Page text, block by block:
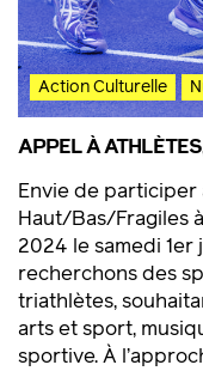
Action Culturelle
APPEL À
Envie de participer
Haut/Bas/Fragiles
2024 le samedi 1er
recherchons des
triathlètes,
arts et sport,
sportive. À